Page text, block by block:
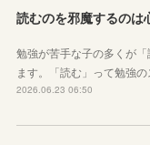
勉強が苦手な子の多くが
ます。「読む」って勉強
2026.06.23 06:50